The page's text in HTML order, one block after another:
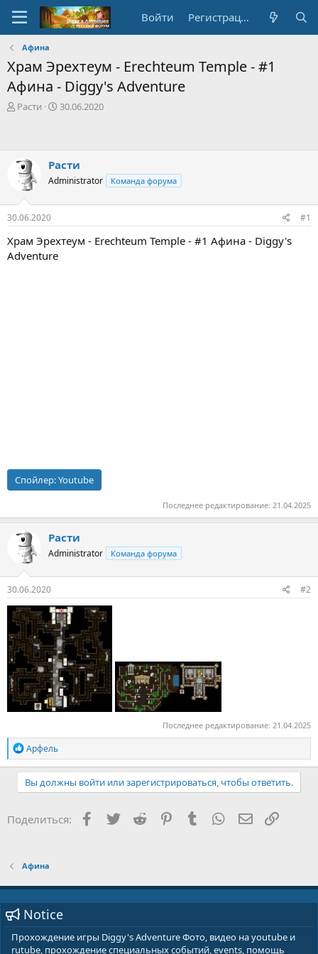
Войти Регистрация
Афина
Храм Эрехтеум - Erechteum Temple - #1
Афина - Diggy's Adventure
А
т
е
м
ы
Расти
Д
о
з
а
я
30.06.2020
Расти
Administrator Команда форума
30.06.2020 #1
Храм Эрехтеум - Erechteum Temple - #1 Афина - Diggy's
Adventure
Спойлер:Youtube
Последнее редактирование: 21.04.2025
Расти
Administrator Команда форума
30.06.2020 #2
Последнее редактирование: 21.04.2025
R
e
a
c
t
o
n
Арфель
Вы должны войти или зарегистрироваться, чтобы ответить.
Поделиться: Facebook
Twitter Reddit PinterestTumblr WhatsApp
E-mail
Афина
Notice
Прохождение игры Diggy's Adventure Фото, видео на youtube и
rutube, прохождение специальных событий, events, помощь